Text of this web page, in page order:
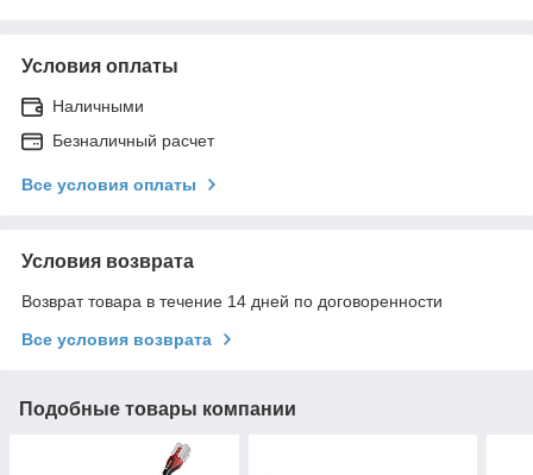
Условия оплаты
Наличными
Безналичный расчет
Все условия оплаты
Условия возврата
Возврат товара в течение 14 дней по договоренности
Все условия возврата
Подобные товары компании